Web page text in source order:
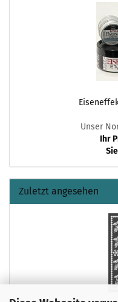
Unser
Ihr
Zuletzt angesehen